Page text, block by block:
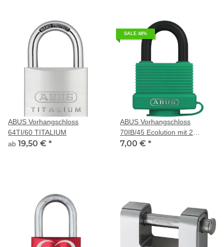
ABUS Vorhangschloss
64TI/60 TITALIUM
ab 19,50 € *
SALE 48%
ABUS Vorhangschloss
70IB/45 Ecolution mit 2
Schlüssel
7,00 € *